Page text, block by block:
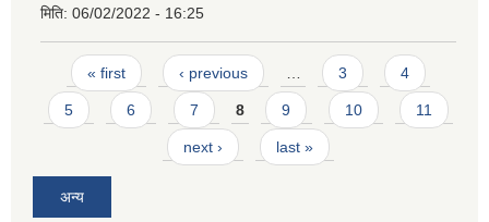
मिति: 06/02/2022 - 16:25
Pages
« first ‹ previous 3 4
5 6 7 8 9 10 11
next › last »
अन्य